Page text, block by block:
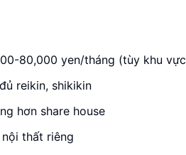
80,000 yen/tháng (tùy khu
reikin, shikikin
hơn share house
nội thất riêng